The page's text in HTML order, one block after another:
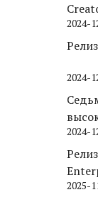
2024-
2024-
2024-
2025-